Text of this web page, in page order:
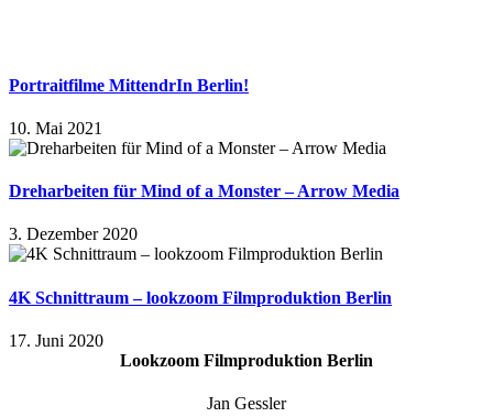
Portraitfilme MittendrIn Berlin!
10. Mai 2021
Dreharbeiten für Mind of a Monster – Arrow Media
3. Dezember 2020
4K Schnittraum – lookzoom Filmproduktion Berlin
17. Juni 2020
Lookzoom Filmproduktion Berlin
Jan Gessler